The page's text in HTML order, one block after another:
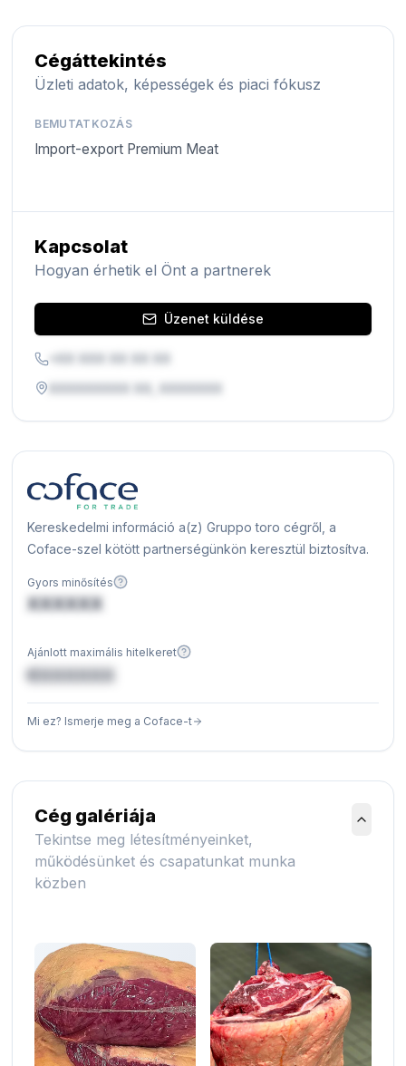
Cégáttekintés
Üzleti adatok, képességek és piaci fókusz
BEMUTATKOZÁS
Import-export Premium Meat
Kapcsolat
Hogyan érhetik el Önt a partnerek
Üzenet küldése
Cég galériája
Tekintse meg létesítményeinket,
működésünket és csapatunkat munka
közben
Kereskedelmi információ a(z) Gruppo toro cégről, a
Coface-szel kötött partnerségünkön keresztül biztosítva.
Gyors minősítés
XXXXXX
Ajánlott maximális hitelkeret
€XXXXXX
Mi ez? Ismerje meg a Coface-t